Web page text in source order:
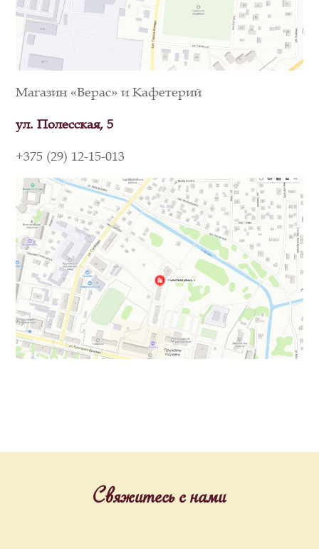
Магазин «Верас» и Кафетерий
ул. Полесская, 5
+375 (29) 12-15-013
Свяжитесь с нами